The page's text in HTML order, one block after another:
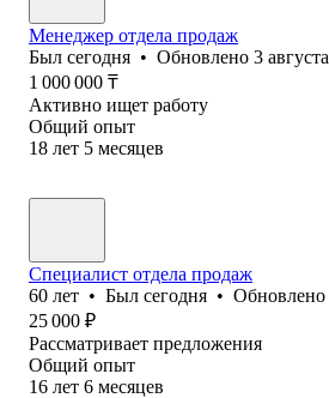
Менеджер отдела продаж
Был сегодня • Обновлено 3 августа
1 000 000 ₸
Активно ищет работу
Общий опыт
18 лет 5 месяцев
Специалист отдела продаж
60 лет • Был сегодня • Обновлено
25 000 ₽
Рассматривает предложения
Общий опыт
16 лет 6 месяцев